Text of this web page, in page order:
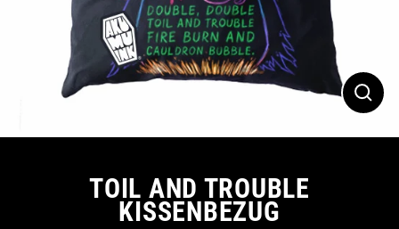
TOIL AND TROUBLE
KISSENBEZUG